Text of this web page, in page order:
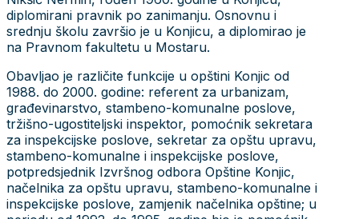
diplomirani pravnik po zanimanju. Osnovnu i
srednju školu završio je u Konjicu, a diplomirao je
na Pravnom fakultetu u Mostaru.
Obavljao je različite funkcije u opštini Konjic od
1988. do 2000. godine: referent za urbanizam,
građevinarstvo, stambeno-komunalne poslove,
tržišno-ugostiteljski inspektor, pomoćnik sekretara
za inspekcijske poslove, sekretar za opštu upravu,
stambeno-komunalne i inspekcijske poslove,
potpredsjednik Izvršnog odbora Opštine Konjic,
načelnika za opštu upravu, stambeno-komunalne i
inspekcijske poslove, zamjenik načelnika opštine; u